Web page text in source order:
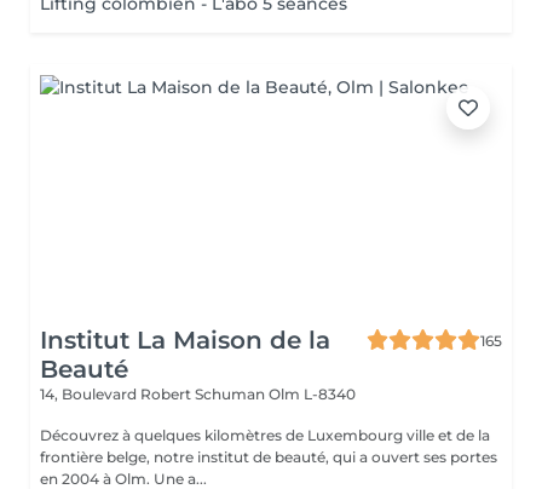
Institut La Maison de la
Beauté
165
14, Boulevard Robert Schuman Olm L-8340
Découvrez à quelques kilomètres de Luxembourg ville et de la
frontière belge, notre institut de beauté, qui a ouvert ses portes
en 2004 à Olm. Une a...